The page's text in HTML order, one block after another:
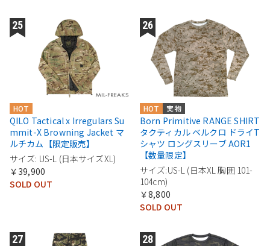
HOT
QILO Tactical x Irregulars Su
mmit-X Browning Jacket マ
ルチカム【限定販売】
サイズ: US-L (日本サイズXL)
￥39,900
SOLD OUT
実物
HOT
Born Primitive RANGE SHIRT
タクティカル ベルクロ ドライT
シャツ ロングスリーブ AOR1
【数量限定】
サイズ:US-L (日本XL 胸囲 101-
104cm)
￥8,800
SOLD OUT